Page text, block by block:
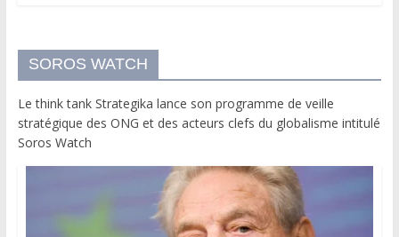
SOROS WATCH
Le think tank Strategika lance son programme de veille
stratégique des ONG et des acteurs clefs du globalisme intitulé
Soros Watch